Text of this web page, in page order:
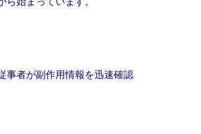
事者が副作用情報を迅速確認